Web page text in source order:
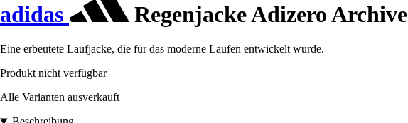
adidas Regenjacke Adizero Archive
Eine erbeutete Laufjacke, die für das moderne Laufen entwickelt wurde.
Produkt nicht verfügbar
Alle Varianten ausverkauft